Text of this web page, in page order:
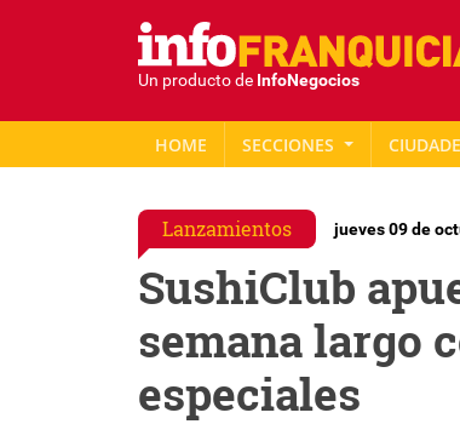
Un producto de InfoNegocios
HOME SECCIONES
Lanzamientos jueves 09 de
SushiClub
semana largo
especiales